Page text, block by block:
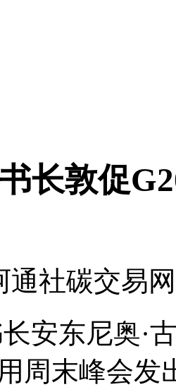
长敦促
通社碳交易网
安东尼奥·
用周末峰会